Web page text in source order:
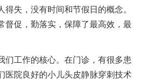
得失，没有时间和节假日的概念。
督促，勤落实，保障了最高效，最
们工作的核心。在门诊，有很多患
医院良好的小儿头皮静脉穿刺技术